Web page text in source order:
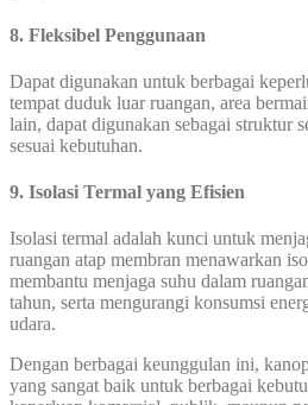
8. Fleksibel Penggunaan
Dapat digunakan untuk berbagai
tempat duduk luar ruangan, area
lain, dapat digunakan sebagai struktur
sesuai kebutuhan.
9. Isolasi Termal yang Efisien
Isolasi termal adalah kunci untuk
ruangan atap membran menawarkan
membantu menjaga suhu dalam
tahun, serta mengurangi konsumsi
udara.
Dengan berbagai keunggulan ini,
yang sangat baik untuk berbagai